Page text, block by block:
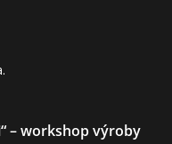
– workshop výroby